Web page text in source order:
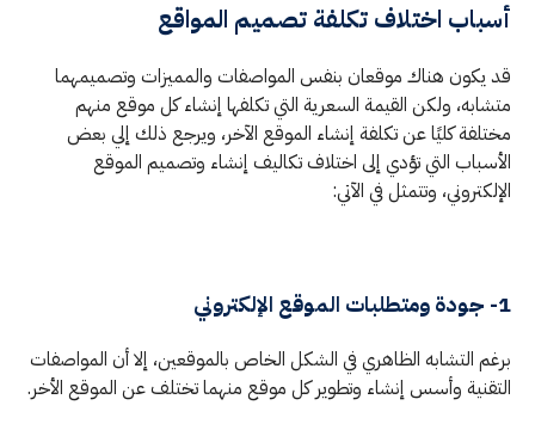
أسباب اختلاف تكلفة تصميم المواقع
قد يكون هناك موقعان بنفس المواصفات والمميزات وتصميمهما
متشابه، ولكن القيمة السعرية التي تكلفها إنشاء كل موقع منهم
مختلفة كليًا عن تكلفة إنشاء الموقع الآخر، ويرجع ذلك إلي بعض
الأسباب التي تؤدي إلى اختلاف تكاليف إنشاء وتصميم الموقع
الإلكتروني، وتتمثل في الآتي:
1- جودة ومتطلبات الموقع الإلكتروني
برغم التشابه الظاهري في الشكل الخاص بالموقعين، إلا أن المواصفات
التقنية وأسس إنشاء وتطوير كل موقع منهما تختلف عن الموقع الأخر.